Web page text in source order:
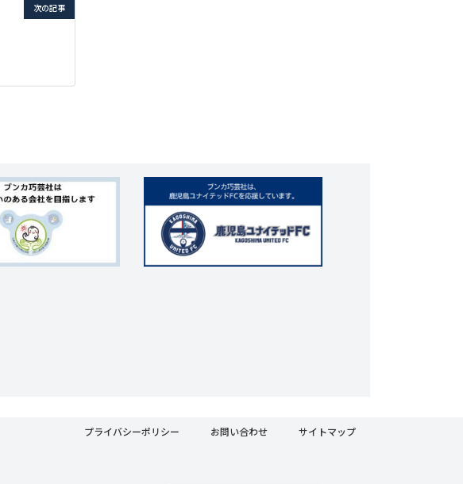
次の記事
プライバシーポリシー お問い合わせ サイトマップ